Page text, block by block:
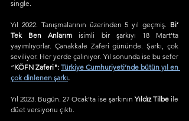
single.
Yıl 2022. Tanışmalarının üzerinden 5 yıl geçmiş. Bi’
Tek Ben Anlarım isimli bir şarkıyı 18 Mart’ta
yayımlıyorlar. Çanakkale Zaferi gününde. Şarkı, çok
seviliyor. Her yerde çalınıyor. Yıl sonunda ise bu sefer
“KÖFN Zaferi": Türkiye Cumhuriyeti’nde bütün yıl en
çok dinlenen şarkı.
Yıl 2023. Bugün. 27 Ocak’ta ise şarkının Yıldız Tilbe ile
düet versiyonu çıktı.